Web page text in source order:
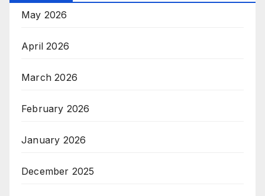
May 2026
April 2026
March 2026
February 2026
January 2026
December 2025